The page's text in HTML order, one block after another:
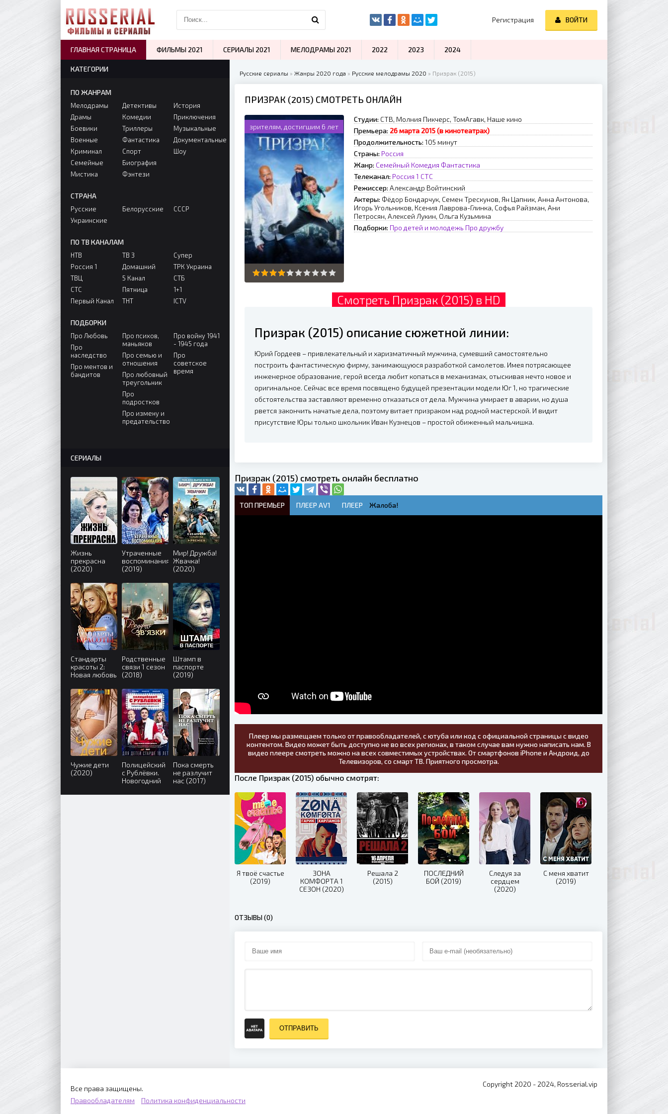
Русские сериалы » Жанры 2020 года » Русские мелодрамы 2020 » Призрак (2015)
ПРИЗРАК (2015) СМОТРЕТЬ ОНЛАЙН
зрителям, достигшим 6 лет
Студии: СТВ, Молния Пикчерс, ТомАгавк, Наше кино
Премьера: 26 марта 2015 (в кинотеатрах)
Продолжительность: 105 минут
Страны: Россия
Жанр: Семейный Комедия Фантастика
Телеканал: Россия 1 СТС
Режиссер: Александр Войтинский
Актеры: Фёдор Бондарчук, Семен Трескунов, Ян Цапник, Анна Антонова,
Игорь Угольников, Ксения Лаврова-Глинка, Софья Райзман, Ани
Петросян, Алексей Лукин, Ольга Кузьмина
Подборки: Про детей и молодежь Про дружбу
Смотреть Призрак (2015) в HD
Призрак (2015) описание сюжетной линии:
Юрий Гордеев – привлекательный и харизматичный мужчина, сумевший самостоятельно
построить фантастическую фирму, занимающуюся разработкой самолетов. Имея потрясающее
инженерное образование, герой всегда любит копаться в механизмах, отыскивая нечто новое и
оригинальное. Сейчас все время посвящено будущей презентации модели Юг 1, но трагические
обстоятельства заставляют временно отказаться от дела. Мужчина умирает в аварии, но душа
рвется закончить начатые дела, поэтому витает призраком над родной мастерской. И видит
присутствие Юры только школьник Иван Кузнецов – простой обиженный мальчишка.
Призрак (2015) смотреть онлайн бесплатно
ТОП ПРЕМЬЕР ПЛЕЕР AV1 ПЛЕЕР Жалоба!
Плеер мы размещаем только от правообладателей, с ютуба или код с официальной страницы с видео
контентом. Видео может быть доступно не во всех регионах, в таком случае вам нужно написать нам. В
видео плеере смотреть можно на всех совместимых устройствах. От смартфонов iPhone и Андроид, до
Телевизоров, со смарт ТВ. Приятного просмотра.
После Призрак (2015) обычно смотрят:
Я твоё счастье
(2019)
ЗОНА
КОМФОРТА 1
СЕЗОН (2020)
Решала 2
(2015)
ПОСЛЕДНИЙ
БОЙ (2019)
Следуя за
сердцем
(2020)
С меня хватит
(2019)
ОТЗЫВЫ (0)
ОТПРАВИТЬ
КАТЕГОРИИ
ПО ЖАНРАМ
Мелодрамы
Драмы
Боевики
Военные
Криминал
Семейные
Мистика
Детективы
Комедии
Триллеры
Фантастика
Спорт
Биография
Фэнтези
История
Приключения
Музыкальные
Документальные
Шоу
СТРАНА
Русские
Украинские
Белорусские СССР
ПО ТВ КАНАЛАМ
НТВ
Россия 1
ТВЦ
СТС
Первый Канал
ТВ 3
Домашний
5 Канал
Пятница
ТНТ
Супер
ТРК Украина
СТБ
1+1
ICTV
ПОДБОРКИ
Про Любовь
Про
наследство
Про ментов и
бандитов
Про психов,
маньяков
Про семью и
отношения
Про любовный
треугольник
Про
подростков
Про измену и
предательство
Про войну 1941
- 1945 года
Про
советское
время
СЕРИАЛЫ
Жизнь
прекрасна
(2020)
Утраченные
воспоминания
(2019)
Мир! Дружба!
Жвачка!
(2020)
Стандарты
красоты 2:
Новая любовь
Родственные
связи 1 сезон
(2018)
Штамп в
паспорте
(2019)
Чужие дети
(2020)
Полицейский
с Рублёвки.
Новогодний
(2018)
Пока смерть
не разлучит
нас (2017)
Регистрация ВОЙТИ
ГЛАВНАЯ СТРАНИЦА ФИЛЬМЫ 2021 СЕРИАЛЫ 2021 МЕЛОДРАМЫ 2021 2022 2023 2024
Все права защищены.
Правообладателям
Политика конфиденциальности
Copyright 2020 - 2024, Rosserial.vip